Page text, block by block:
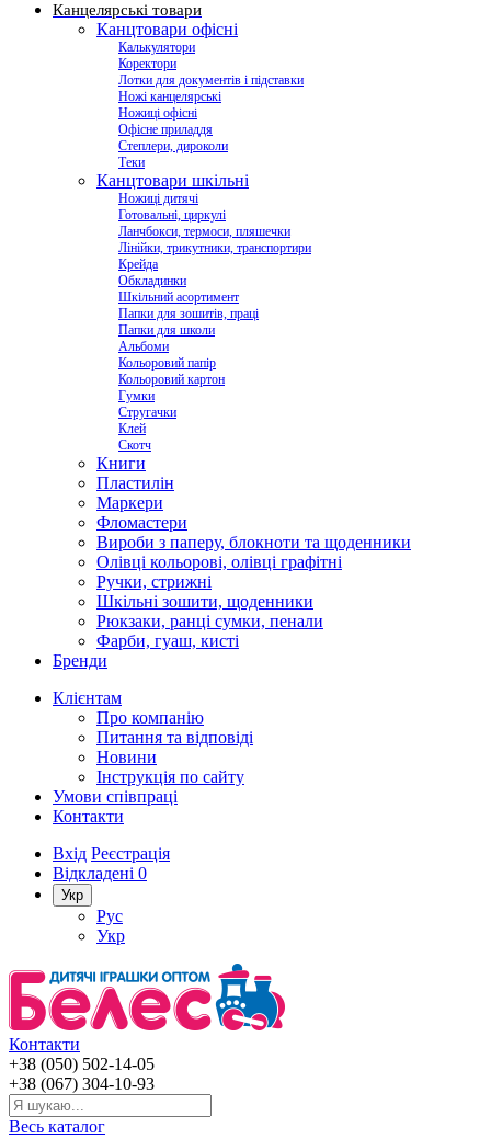
Канцелярські товари
Канцтовари офісні
Калькулятори
Коректори
Лотки для документів і підставки
Ножі канцелярські
Ножиці офісні
Офісне приладдя
Степлери, дироколи
Теки
Канцтовари шкільні
Ножиці дитячі
Готовальні, циркулі
Ланчбокси, термоси, пляшечки
Лінійки, трикутники, транспортири
Крейда
Обкладинки
Шкільний асортимент
Папки для зошитів, праці
Папки для школи
Альбоми
Кольоровий папір
Кольоровий картон
Гумки
Стругачки
Клей
Скотч
Книги
Пластилін
Маркери
Фломастери
Вироби з паперу, блокноти та щоденники
Олівці кольорові, олівці графітні
Ручки, стрижні
Шкільні зошити, щоденники
Рюкзаки, ранці сумки, пенали
Фарби, гуаш, кисті
Бренди
Клієнтам
Про компанію
Питання та відповіді
Новини
Інструкція по сайту
Умови співпраці
Контакти
Вхід Реєстрація
Відкладені 0
Укр
Рус
Укр
Контакти
+38 (050) 502-14-05
+38 (067) 304-10-93
Весь каталог